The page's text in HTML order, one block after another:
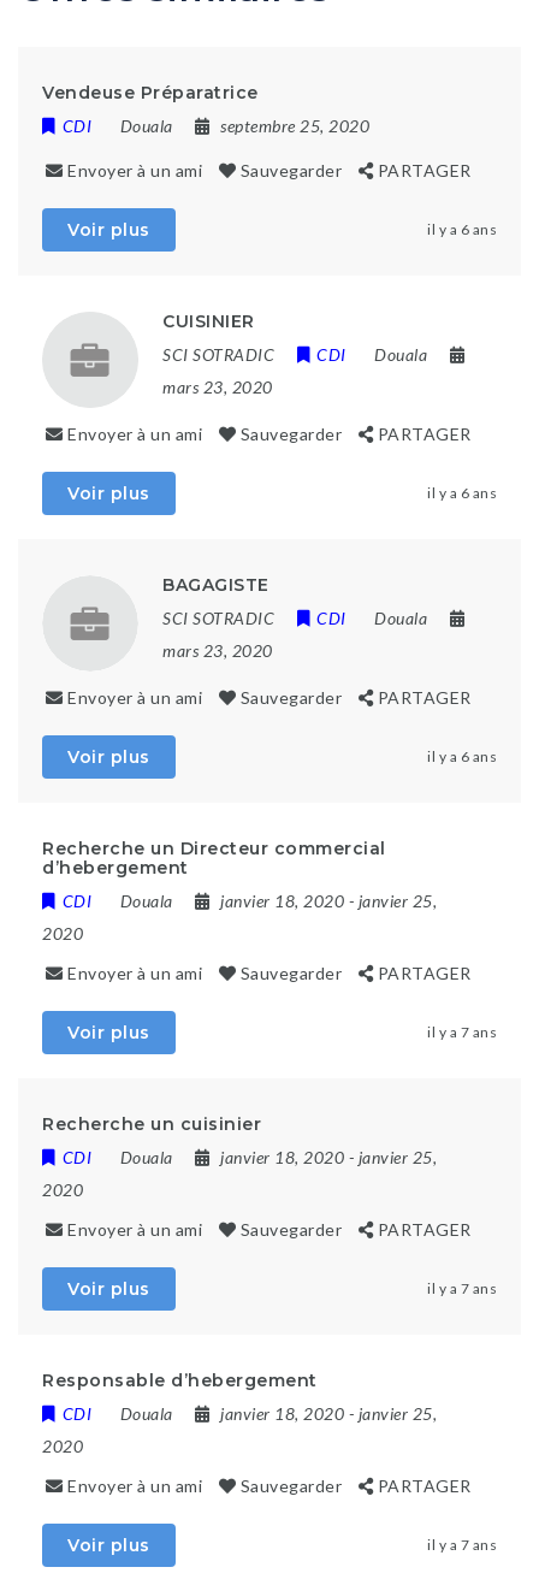
Vendeuse Préparatrice
CDI Douala septembre 25, 2020
Envoyer à un ami Sauvegarder PARTAGER
Voir plus il y a 6 ans
CUISINIER
SCI SOTRADIC CDI
Douala
mars 23, 2020
Envoyer à un ami Sauvegarder PARTAGER
Voir plus il y a 6 ans
BAGAGISTE
SCI SOTRADIC CDI
Douala
mars 23, 2020
Envoyer à un ami Sauvegarder PARTAGER
Voir plus il y a 6 ans
Recherche un Directeur commercial
d’hebergement
CDI Douala janvier 18, 2020 - janvier 25,
2020
Envoyer à un ami
Sauvegarder PARTAGER
Voir plus il y a 7 ans
Recherche un cuisinier
CDI Douala janvier 18, 2020 - janvier 25,
2020
Envoyer à un ami
Sauvegarder PARTAGER
Voir plus il y a 7 ans
Responsable d’hebergement
CDI Douala janvier 18, 2020 - janvier 25,
2020
Envoyer à un ami
Sauvegarder PARTAGER
Voir plus il y a 7 ans